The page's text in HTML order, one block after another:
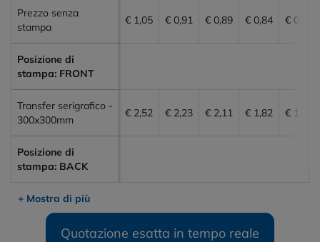
Prezzo senza
stampa
€ 1,05 € 0,91 € 0,89 € 0,84 € 0,78
Posizione di
stampa: FRONT
Transfer serigrafico -
300x300mm
€ 2,52 € 2,23 € 2,11 € 1,82 € 1,68
Posizione di
stampa: BACK
+ Mostra di più
Quotazione esatta in tempo reale